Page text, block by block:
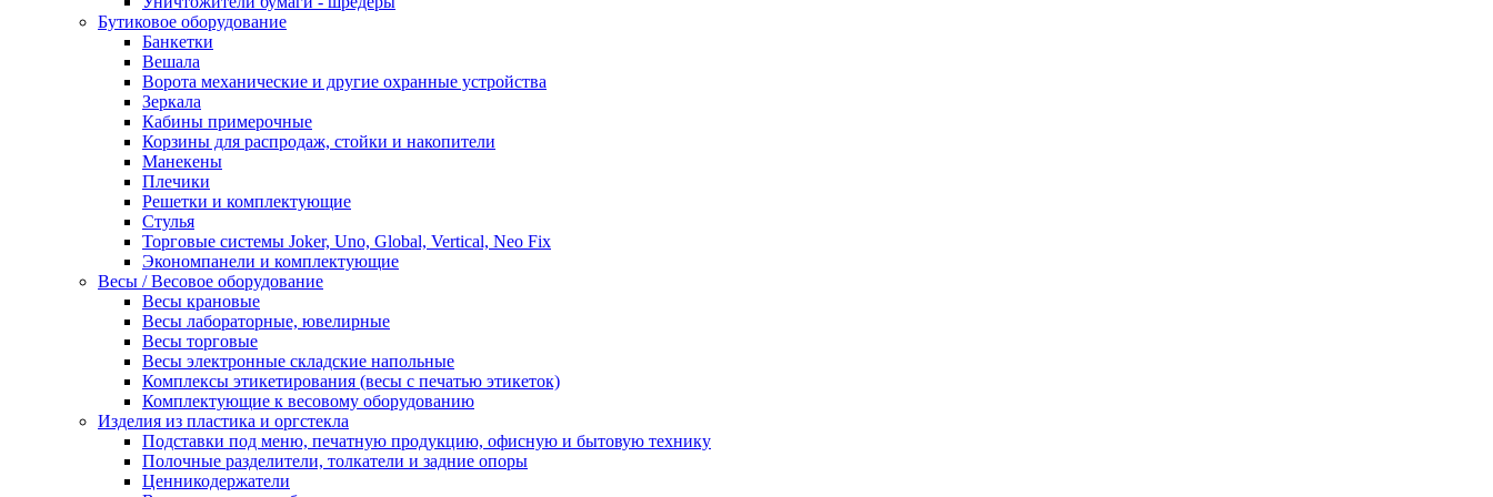
Бутиковое оборудование
Банкетки
Вешала
Ворота механические и другие охранные устройства
Зеркала
Кабины примерочные
Корзины для распродаж, стойки и накопители
Манекены
Плечики
Решетки и комплектующие
Стулья
Торговые системы Joker, Uno, Global, Vertical, Neo Fix
Экономпанели и комплектующие
Весы / Весовое оборудование
Весы крановые
Весы лабораторные, ювелирные
Весы торговые
Весы электронные складские напольные
Комплексы этикетирования (весы с печатью этикеток)
Комплектующие к весовому оборудованию
Изделия из пластика и оргстекла
Подставки под меню, печатную продукцию, офисную и бытовую технику
Полочные разделители, толкатели и задние опоры
Ценникодержатели